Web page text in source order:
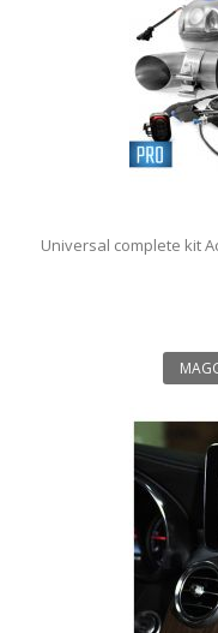
Universal complete kit